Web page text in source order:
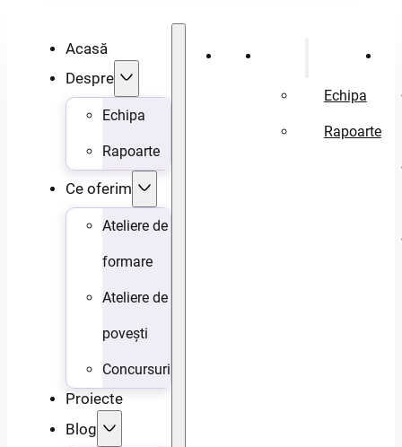
Acasă
Despre
Echipa
Rapoarte
Ce oferim
Ateliere de
formare
Ateliere de
povești
Concursuri
Proiecte
Blog
Acasă
Echipa
Rapoarte